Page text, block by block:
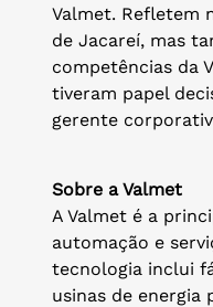
Valmet. Refletem
de Jacareí, mas
competências da
tiveram papel
gerente
Sobre a Valmet
A Valmet é a
automação e
tecnologia inclui
usinas de energia